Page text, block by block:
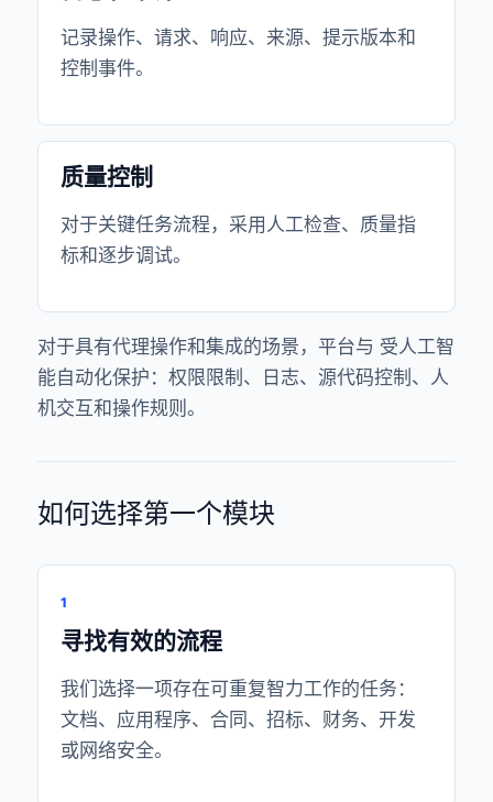
记录操作、请求、响应、来源、提示版本和
控制事件。
质量控制
对于关键任务流程，采用人工检查、质量指
标和逐步调试。
对于具有代理操作和集成的场景，平台与 受人工智
能自动化保护 ：权限限制、日志、源代码控制、人
机交互和操作规则。
如何选择第一个模块
1
寻找有效的流程
我们选择一项存在可重复智力工作的任务：
文档、应用程序、合同、招标、财务、开发
或网络安全。